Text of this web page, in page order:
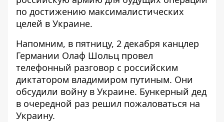
по достижению максималистических
целей в Украине.
Напомним, в пятницу, 2 декабря канцлер
Германии Олаф Шольц провел
телефонный разговор с российским
диктатором владимиром путиным. Они
обсудили войну в Украине. Бункерный дед
в очередной раз решил пожаловаться на
Украину.